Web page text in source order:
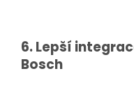
6. Lepší
Bosch